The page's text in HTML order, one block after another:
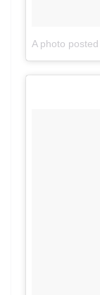
A photo posted by